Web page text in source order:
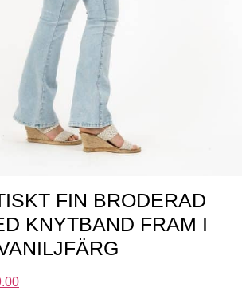
FIN BRODERAD
KNYTBAND FRAM I